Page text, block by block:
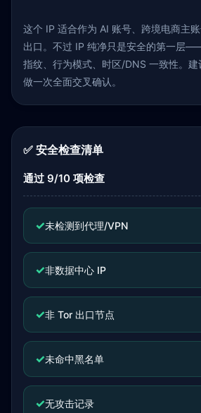
这个 IP 适合作为 AI 账号、跨境电商主
出口。不过 IP 纯净只是安全的第一层
指纹、行为模式、时区/DNS 一致性。建
做一次全面交叉确认。
✅ 安全检查清单
通过 9/10 项检查
✓未检测到代理/VPN
✓非数据中心 IP
✓非 Tor 出口节点
✓未命中黑名单
✓无攻击记录